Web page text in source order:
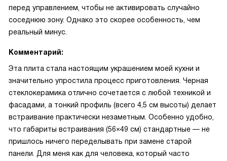
перед управлением, чтобы не активировать случайно
соседнюю зону. Однако это скорее особенность, чем
реальный минус.
Комментарий:
Эта плита стала настоящим украшением моей кухни и
значительно упростила процесс приготовления. Черная
стеклокерамика отлично сочетается с любой техникой и
фасадами, а тонкий профиль (всего 4,5 см высоты) делает
встраивание практически незаметным. Особенно удобно,
что габариты встраивания (56×49 см) стандартные — не
пришлось ничего переделывать при замене старой
панели. Для меня как для человека, который часто